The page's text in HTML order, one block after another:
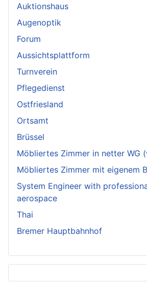
Auktionshaus
Augenoptik
Forum
Aussichtsplattform
Turnverein
Pflegedienst
Ostfriesland
Ortsamt
Brüssel
Möbliertes Zimmer in netter WG
Möbliertes Zimmer mit eigenem
System Engineer with
aerospace
Thai
Bremer Hauptbahnhof